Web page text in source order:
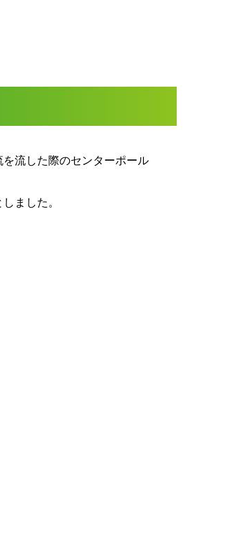
流した際のセンターポール
ました。